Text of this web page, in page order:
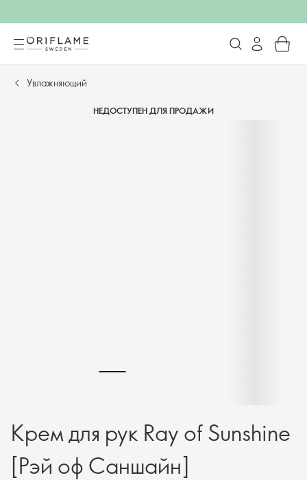
Увлажняющий
НЕДОСТУПЕН ДЛЯ ПРОДАЖИ
Крем для рук Ray of Sunshine
[Рэй оф Саншайн]